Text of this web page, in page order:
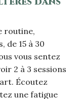
routine,
de 15 à 30
vous sentez
2 à 3 sessions
Écoutez
une fatigue